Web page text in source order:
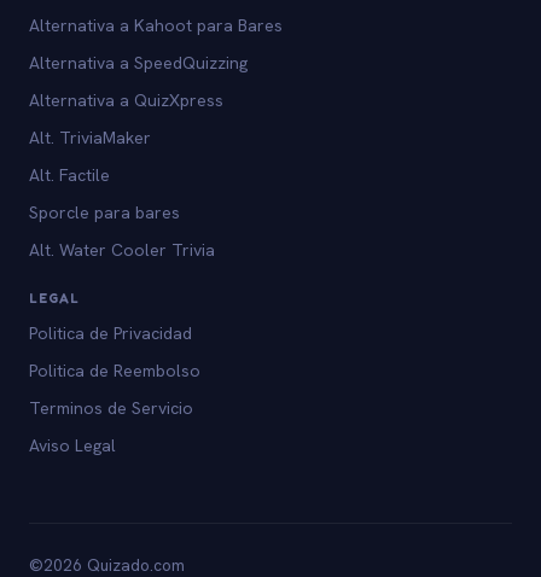
Alternativa a Kahoot para Bares
Alternativa a SpeedQuizzing
Alternativa a QuizXpress
Alt. TriviaMaker
Alt. Factile
Sporcle para bares
Alt. Water Cooler Trivia
LEGAL
Politica de Privacidad
Politica de Reembolso
Terminos de Servicio
Aviso Legal
©2026 Quizado.com